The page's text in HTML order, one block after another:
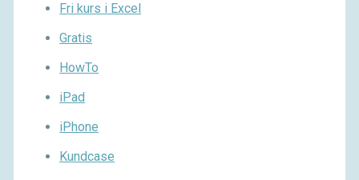
Fri kurs i Excel
Gratis
HowTo
iPad
iPhone
Kundcase